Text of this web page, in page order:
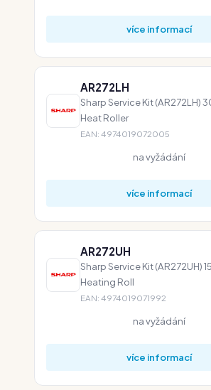
více informací
AR272LH
Sharp Service Kit (AR272LH)
Heat Roller
EAN: 4974019072005
na vyžádání
více informací
AR272UH
Sharp Service Kit (AR272UH)
Heating Roll
EAN: 4974019071992
na vyžádání
více informací